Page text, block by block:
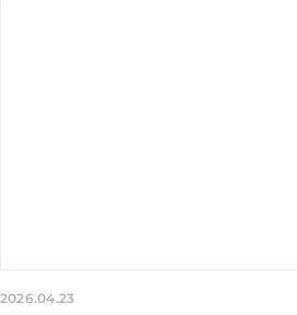
2026.04.23